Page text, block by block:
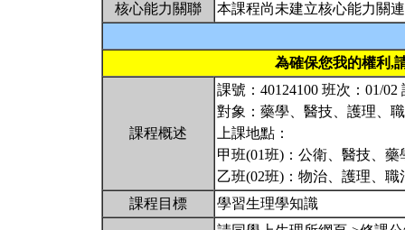
核心能力關聯
本課程尚未建立核心能力關連
為確保您我的權利,
課程概述
課號：40124100 班次：01/
對象：藥學、醫技、護理、
上課地點：
甲班(01班)：公衛、醫技、藥
乙班(02班)：物治、護理、
課程目標
學習生理學知識